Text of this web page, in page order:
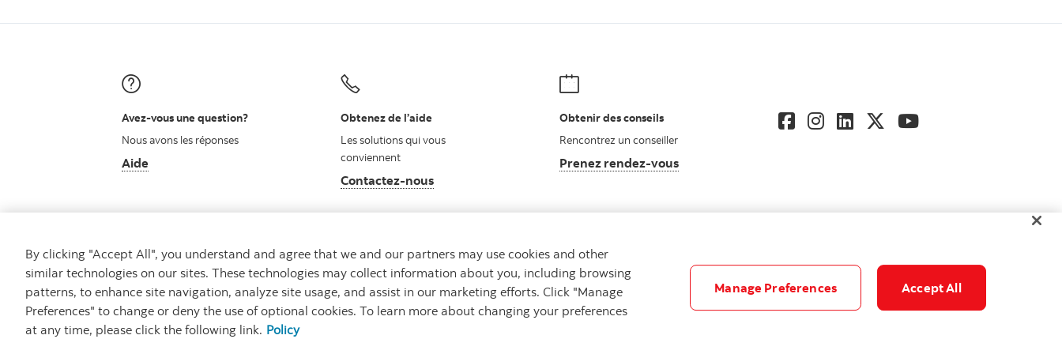
Avez-vous une question?
Nous avons les réponses
Aide
Obtenez de l’aide
Les solutions qui vous
conviennent
Contactez-nousAutres numéros, contactez-nous par téléphone
Obtenir des conseils
Rencontrez un conseiller
Prenez rendez-vous
Carrières Ma banque à moi Notes juridiques Confidentialité Emplacements Sécurité et fraude Accessibilité Paramètres des témoins
By clicking "Accept All", you understand and agree that we and our partners may use cookies and other
similar technologies on our sites. These technologies may collect information about you, including browsing
patterns, to enhance site navigation, analyze site usage, and assist in our marketing efforts. Click "Manage
Preferences" to change or deny the use of optional cookies. To learn more about changing your preferences
at any time, please click the following link. Policy
Manage Preferences Accept All